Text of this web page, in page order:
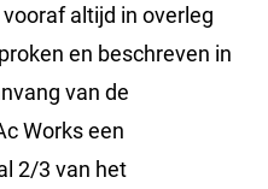
altijd in overleg
en beschreven in
van de
Works een
2/3 van het